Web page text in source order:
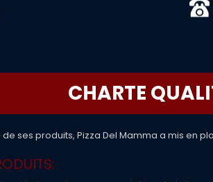
CHARTE
ses produits, Pizza Del Mamma a mis en